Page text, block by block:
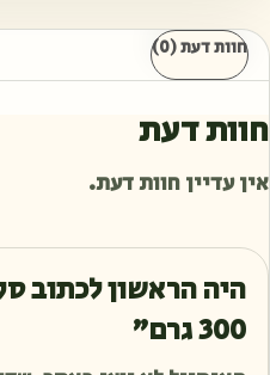
חוות דעת (0)
חוות דעת
אין עדיין חוות דעת.
היה הראשון לכתוב
300 גרם”